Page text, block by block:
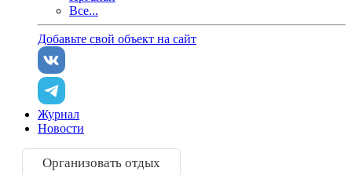
Все...
Добавьте свой объект на сайт
Журнал
Новости
Организовать отдых